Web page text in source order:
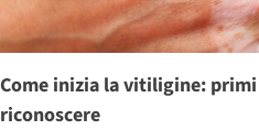
Come inizia la vitiligine:
riconoscere